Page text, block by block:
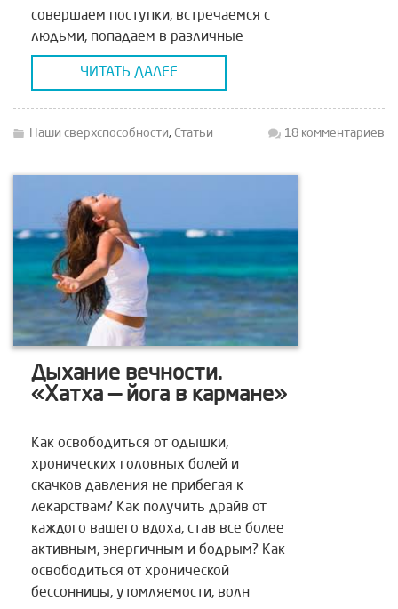
совершаем поступки, встречаемся с
людьми, попадаем в различные
ситуации. Ночью спим, видим сны,
мозг отдыхает, подсознание получает
ЧИТАТЬ ДАЛЕЕ
Наши сверхспособности, Статьи 18 комментариев
Дыхание вечности.
«Хатха — йога в кармане»
Как освободиться от одышки,
хронических головных болей и
скачков давления не прибегая к
лекарствам? Как получить драйв от
каждого вашего вдоха, став все более
активным, энергичным и бодрым? Как
освободиться от хронической
бессонницы, утомляемости, волн